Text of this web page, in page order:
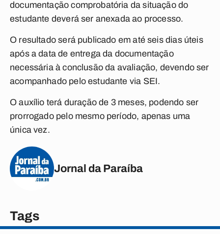
documentação comprobatória da situação do
estudante deverá ser anexada ao processo.
O resultado será publicado em até seis dias úteis
após a data de entrega da documentação
necessária à conclusão da avaliação, devendo ser
acompanhado pelo estudante via SEI.
O auxílio terá duração de 3 meses, podendo ser
prorrogado pelo mesmo período, apenas uma
única vez.
Jornal da Paraíba
Tags